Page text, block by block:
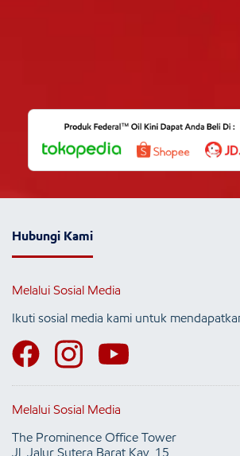
Hubungi Kami
Melalui Sosial Media
Ikuti sosial media kami untuk
Melalui Sosial Media
The Prominence Office Tower
Jl. Jalur Sutera Barat Kav. 15,